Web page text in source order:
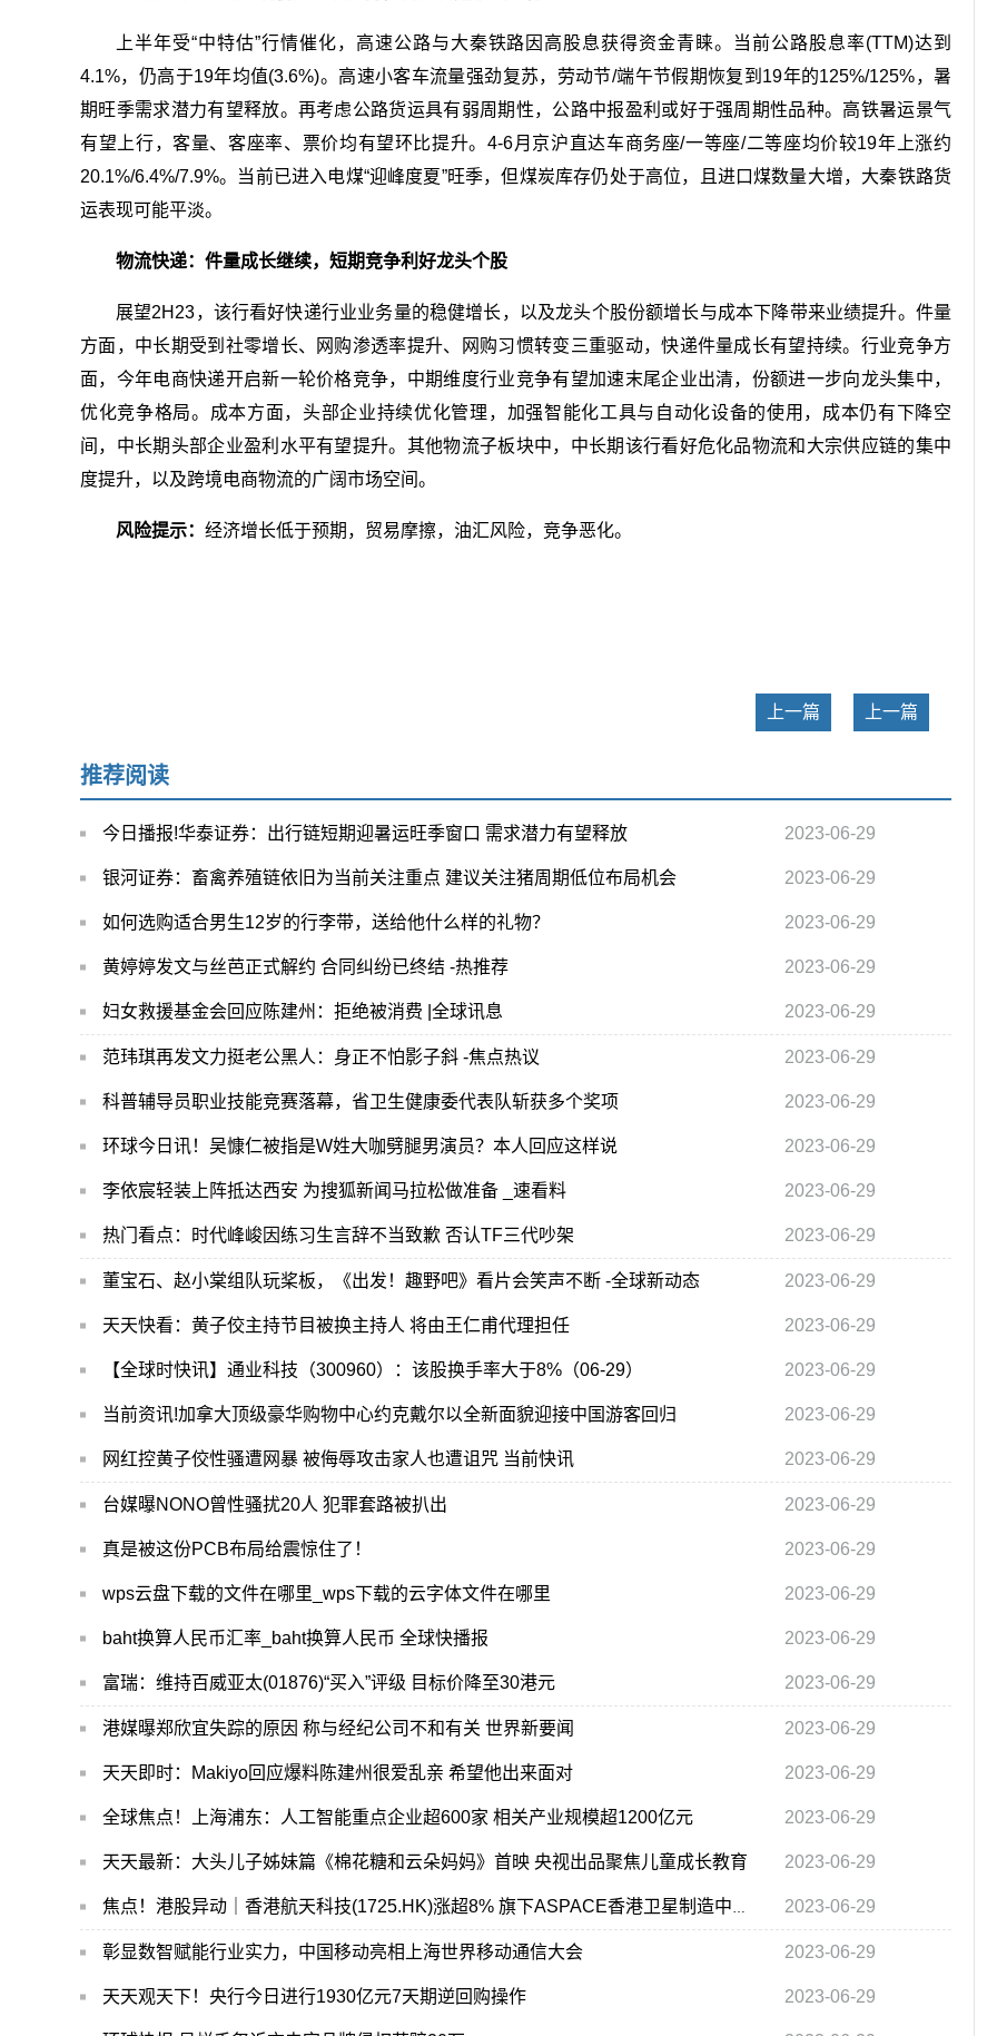
上半年受“中特估”行情催化，高速公路与大秦铁路因高股息获得资金青睐。当前公路股息率(TTM)达到
4.1%，仍高于19年均值(3.6%)。高速小客车流量强劲复苏，劳动节/端午节假期恢复到19年的125%/125%，暑
期旺季需求潜力有望释放。再考虑公路货运具有弱周期性，公路中报盈利或好于强周期性品种。高铁暑运景气
有望上行，客量、客座率、票价均有望环比提升。4-6月京沪直达车商务座/一等座/二等座均价较19年上涨约
20.1%/6.4%/7.9%。当前已进入电煤“迎峰度夏”旺季，但煤炭库存仍处于高位，且进口煤数量大增，大秦铁路货
运表现可能平淡。
物流快递：件量成长继续，短期竞争利好龙头个股
展望2H23，该行看好快递行业业务量的稳健增长，以及龙头个股份额增长与成本下降带来业绩提升。件量
方面，中长期受到社零增长、网购渗透率提升、网购习惯转变三重驱动，快递件量成长有望持续。行业竞争方
面，今年电商快递开启新一轮价格竞争，中期维度行业竞争有望加速末尾企业出清，份额进一步向龙头集中，
优化竞争格局。成本方面，头部企业持续优化管理，加强智能化工具与自动化设备的使用，成本仍有下降空
间，中长期头部企业盈利水平有望提升。其他物流子板块中，中长期该行看好危化品物流和大宗供应链的集中
度提升，以及跨境电商物流的广阔市场空间。
风险提示： 经济增长低于预期，贸易摩擦，油汇风险，竞争恶化。
上一篇 上一篇
推荐阅读
今日播报!华泰证券：出行链短期迎暑运旺季窗口 需求潜力有望释放 2023-06-29
银河证券：畜禽养殖链依旧为当前关注重点 建议关注猪周期低位布局机会 2023-06-29
如何选购适合男生12岁的行李带，送给他什么样的礼物？ 2023-06-29
黄婷婷发文与丝芭正式解约 合同纠纷已终结 -热推荐 2023-06-29
妇女救援基金会回应陈建州：拒绝被消费 |全球讯息 2023-06-29
范玮琪再发文力挺老公黑人：身正不怕影子斜 -焦点热议 2023-06-29
科普辅导员职业技能竞赛落幕，省卫生健康委代表队斩获多个奖项 2023-06-29
环球今日讯！吴慷仁被指是W姓大咖劈腿男演员？本人回应这样说 2023-06-29
李依宸轻装上阵抵达西安 为搜狐新闻马拉松做准备 _速看料 2023-06-29
热门看点：时代峰峻因练习生言辞不当致歉 否认TF三代吵架 2023-06-29
董宝石、赵小棠组队玩桨板，《出发！趣野吧》看片会笑声不断 -全球新动态 2023-06-29
天天快看：黄子佼主持节目被换主持人 将由王仁甫代理担任 2023-06-29
【全球时快讯】通业科技（300960）：该股换手率大于8%（06-29） 2023-06-29
当前资讯!加拿大顶级豪华购物中心约克戴尔以全新面貌迎接中国游客回归 2023-06-29
网红控黄子佼性骚遭网暴 被侮辱攻击家人也遭诅咒 当前快讯 2023-06-29
台媒曝NONO曾性骚扰20人 犯罪套路被扒出 2023-06-29
真是被这份PCB布局给震惊住了！ 2023-06-29
wps云盘下载的文件在哪里_wps下载的云字体文件在哪里 2023-06-29
baht换算人民币汇率_baht换算人民币 全球快播报 2023-06-29
富瑞：维持百威亚太(01876)“买入”评级 目标价降至30港元 2023-06-29
港媒曝郑欣宜失踪的原因 称与经纪公司不和有关 世界新要闻 2023-06-29
天天即时：Makiyo回应爆料陈建州很爱乱亲 希望他出来面对 2023-06-29
全球焦点！上海浦东：人工智能重点企业超600家 相关产业规模超1200亿元 2023-06-29
天天最新：大头儿子姊妹篇《棉花糖和云朵妈妈》首映 央视出品聚焦儿童成长教育 2023-06-29
2023-06-29
彰显数智赋能行业实力，中国移动亮相上海世界移动通信大会 2023-06-29
天天观天下！央行今日进行1930亿元7天期逆回购操作 2023-06-29